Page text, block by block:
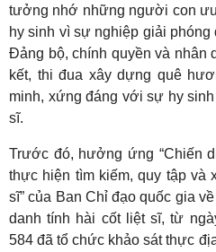
tưởng nhớ những người con
hy sinh vì sự nghiệp giải
Đảng bộ, chính quyền và nhân
kết, thi đua xây dựng quê
minh, xứng đáng với sự hy
sĩ.
Trước đó, hưởng ứng “Chiến
thực hiện tìm kiếm, quy tập và
sĩ” của Ban Chỉ đạo quốc gia
danh tính hài cốt liệt sĩ, từ
584 đã tổ chức khảo sát thực